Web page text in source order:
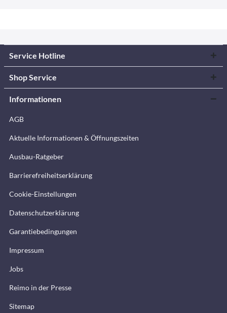
Service Hotline
Shop Service
Informationen
AGB
Aktuelle Informationen & Öffnungszeiten
Ausbau-Ratgeber
Barrierefreiheitserklärung
Cookie-Einstellungen
Datenschutzerklärung
Garantiebedingungen
Impressum
Jobs
Reimo in der Presse
Sitemap